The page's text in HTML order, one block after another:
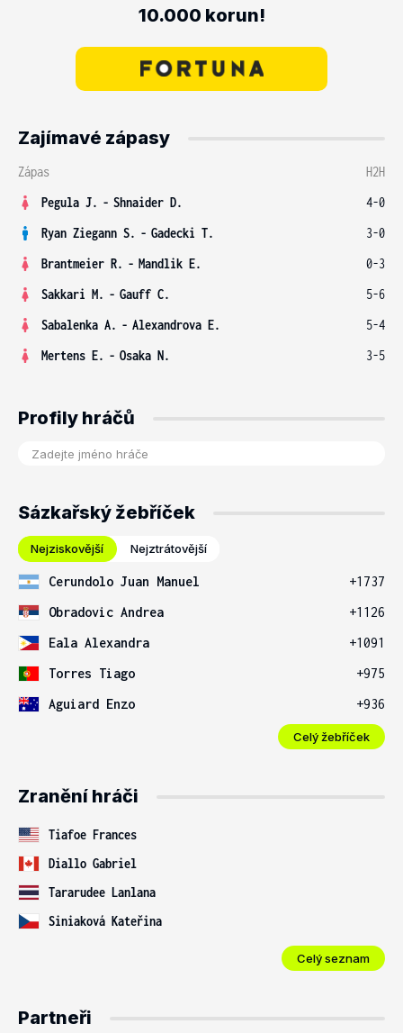
10.000 korun!
Zajímavé zápasy
Zápas
H2H
Pegula J. - Shnaider D.
4-0
Ryan Ziegann S. - Gadecki T.
3-0
Brantmeier R. - Mandlik E.
0-3
Sakkari M. - Gauff C.
5-6
Sabalenka A. - Alexandrova E.
5-4
Mertens E. - Osaka N. 3-5
Profily hráčů
Sázkařský žebříček
Nejziskovější Nejztrátovější
Cerundolo Juan Manuel
+1737
Obradovic Andrea
+1126
Eala Alexandra
+1091
Torres Tiago
+975
Aguiard Enzo
+936
Celý žebříček
Zranění hráči
Tiafoe Frances
Diallo Gabriel
Tararudee Lanlana
Siniaková Kateřina
Celý seznam
Partneři